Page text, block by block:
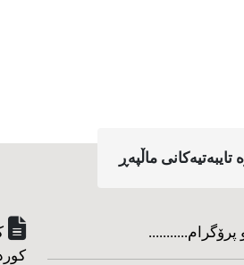
تایبه‌تیه‌کانی ماڵپه‌ڕ
پرۆگرام...........